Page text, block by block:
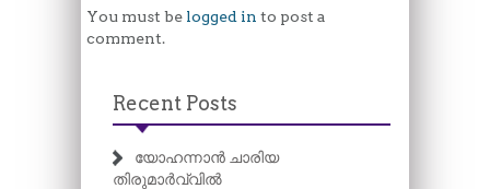
You must be logged in to post a
comment.
Recent Posts
യോഹന്നാൻ ചാരിയ
തിരുമാർവ്വിൽ